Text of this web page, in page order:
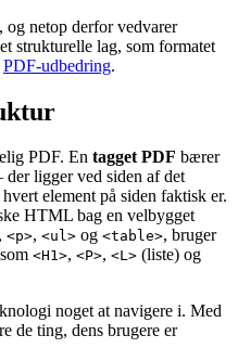
og netop derfor vedvarer
strukturelle lag, som formatet
PDF-udbedring.
PDF. En tagget PDF bærer
ligger ved siden af det
element på siden faktisk er.
HTML bag en velbygget
, <p>, <ul> og <table>, bruger
<H1>, <P>, <L> (liste) og
noget at navigere i. Med
de ting, dens brugere er